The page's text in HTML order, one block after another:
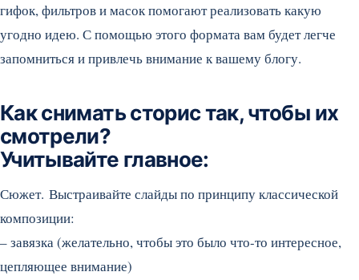
гифок, фильтров и масок помогают реализовать какую
угодно идею. С помощью этого формата вам будет легче
запомниться и привлечь внимание к вашему блогу.
Как снимать сторис так, чтобы их
смотрели?
Учитывайте главное:
Сюжет. Выстраивайте слайды по принципу классической
композиции:
– завязка (желательно, чтобы это было что-то интересное,
цепляющее внимание)